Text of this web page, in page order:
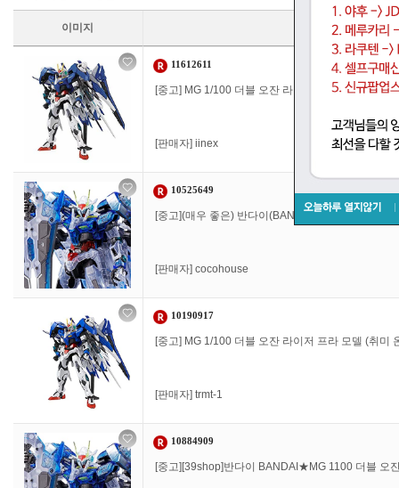
이미지
11612611
[중고] MG 1/100 더블 오잔 라이저 프라 모델 (취미
[판매자] iinex
10525649
[중고](매우 좋은) 반다이(BANDAI) MG 1/100 더블
[판매자] cocohouse
10190917
[중고] MG 1/100 더블 오잔 라이저 프라 모델 (취미
[판매자] trmt-1
10884909
[중고][39shop]반다이 BANDAI★MG 1100 더블 오